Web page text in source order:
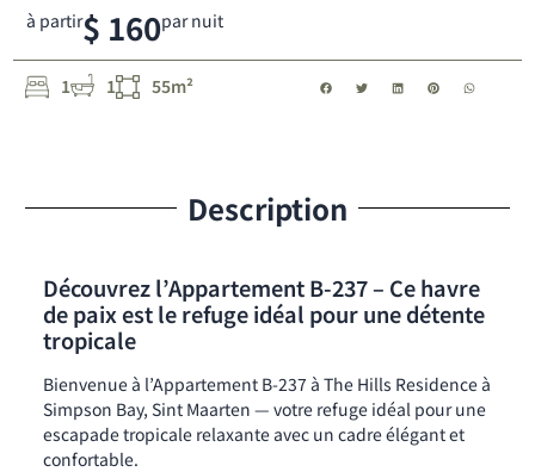
1 1 55m²
à partir$ 160par nuit
Description
Découvrez l’Appartement B-237 – Ce havre
de paix est le refuge idéal pour une détente
tropicale
Bienvenue à l’Appartement B-237 à The Hills Residence à
Simpson Bay, Sint Maarten — votre refuge idéal pour une
escapade tropicale relaxante avec un cadre élégant et
confortable.